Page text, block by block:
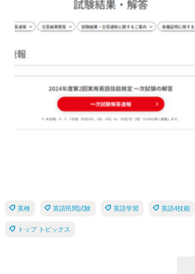
英検 英語民間試験 英語学習 英語4技能
トップ トピックス